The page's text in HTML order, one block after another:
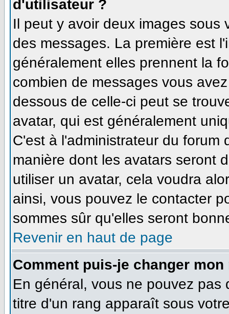
d'utilisateur ?
Il peut y avoir deux images sous
des messages. La première est
généralement elles prennent la
combien de messages vous
dessous de celle-ci peut se
avatar, qui est généralement
C'est à l'administrateur du forum
manière dont les avatars seront
utiliser un avatar, cela voudra
ainsi, vous pouvez le contacter
sommes sûr qu'elles seront
Revenir en haut de page
Comment puis-je changer mon
En général, vous ne pouvez
titre d'un rang apparaît sous